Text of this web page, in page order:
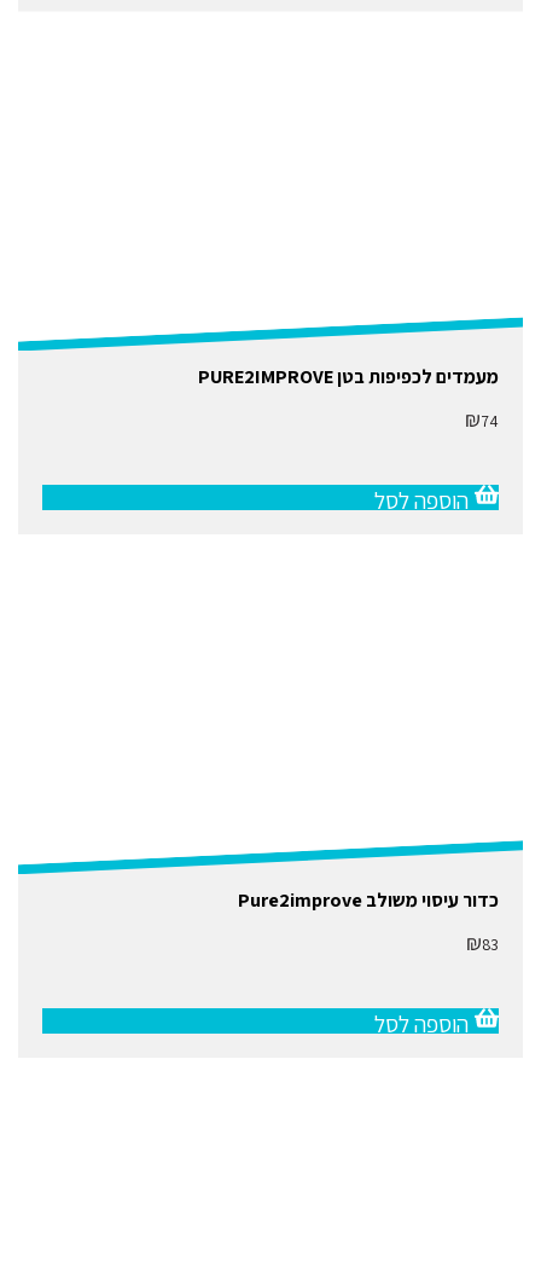
מעמדים לכפיפות בטן PURE2IMPROVE
₪74
הוספה לסל
כדור עיסוי משולב Pure2improve
₪83
הוספה לסל